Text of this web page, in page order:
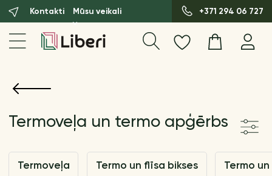
Kontakti Mūsu veikali +371 294 06 727
Termoveļa un termo apģērbs
Termoveļa Termo un flīsa bikses Termo